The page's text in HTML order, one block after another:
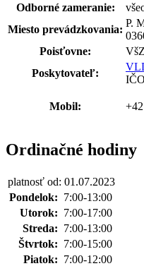
Odborné zameranie:
Miesto prevádzkovania:
P.
Poisťovne:
Poskytovateľ:
Mobil:
Ordinačné hodiny
platnosť od: 01.07.2023
Pondelok: 7:00-13:00
Utorok: 7:00-17:00
Streda: 7:00-13:00
Štvrtok: 7:00-15:00
Piatok: 7:00-12:00